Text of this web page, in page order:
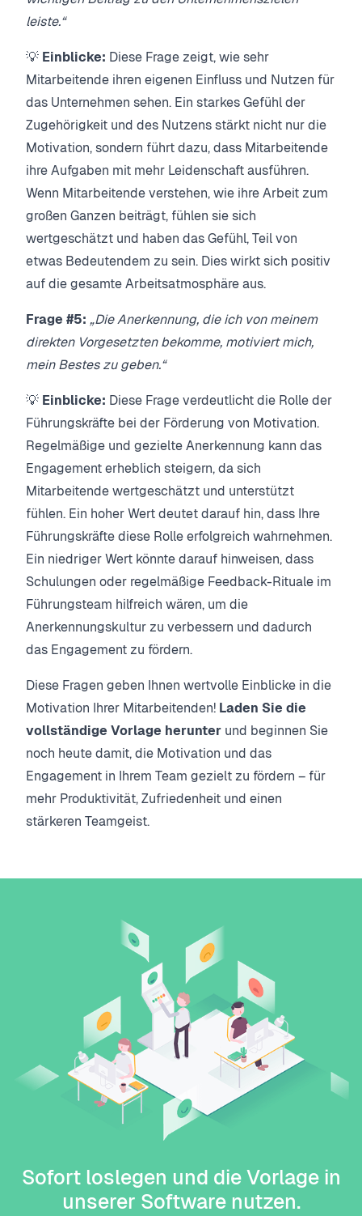
leiste.“
💡 Einblicke: Diese Frage zeigt, wie sehr
Mitarbeitende ihren eigenen Einfluss und Nutzen für
das Unternehmen sehen. Ein starkes Gefühl der
Zugehörigkeit und des Nutzens stärkt nicht nur die
Motivation, sondern führt dazu, dass Mitarbeitende
ihre Aufgaben mit mehr Leidenschaft ausführen.
Wenn Mitarbeitende verstehen, wie ihre Arbeit zum
großen Ganzen beiträgt, fühlen sie sich
wertgeschätzt und haben das Gefühl, Teil von
etwas Bedeutendem zu sein. Dies wirkt sich positiv
auf die gesamte Arbeitsatmosphäre aus.
Frage #5: „Die Anerkennung, die ich von meinem
direkten Vorgesetzten bekomme, motiviert mich,
mein Bestes zu geben.“
💡 Einblicke: Diese Frage verdeutlicht die Rolle der
Führungskräfte bei der Förderung von Motivation.
Regelmäßige und gezielte Anerkennung kann das
Engagement erheblich steigern, da sich
Mitarbeitende wertgeschätzt und unterstützt
fühlen. Ein hoher Wert deutet darauf hin, dass Ihre
Führungskräfte diese Rolle erfolgreich wahrnehmen.
Ein niedriger Wert könnte darauf hinweisen, dass
Schulungen oder regelmäßige Feedback-Rituale im
Führungsteam hilfreich wären, um die
Anerkennungskultur zu verbessern und dadurch
das Engagement zu fördern.
Diese Fragen geben Ihnen wertvolle Einblicke in die
Motivation Ihrer Mitarbeitenden! Laden Sie die
vollständige Vorlage herunter und beginnen Sie
noch heute damit, die Motivation und das
Engagement in Ihrem Team gezielt zu fördern – für
mehr Produktivität, Zufriedenheit und einen
stärkeren Teamgeist.
Sofort loslegen und die Vorlage in
unserer Software nutzen.